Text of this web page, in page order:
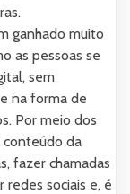
ganhado muito
as pessoas se
sem
na forma de
Por meio dos
conteúdo da
fazer chamadas
redes sociais e, é